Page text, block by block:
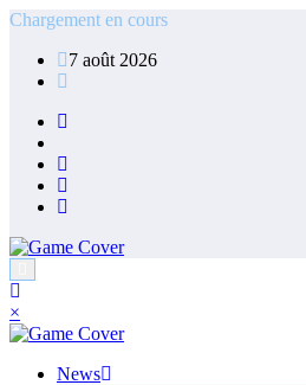
Aller
contenu
Chargement en cours
7 août 2026
×
News